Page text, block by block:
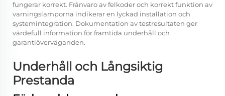
fungerar korrekt. Frånvaro av felkoder och korrekt funktion av
varningslamporna indikerar en lyckad installation och
systemintegration. Dokumentation av testresultaten ger
värdefull information för framtida underhåll och
garantiöverväganden.
Underhåll och Långsiktig
Prestanda